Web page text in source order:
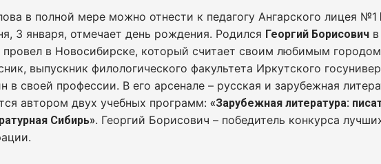
в полной мере можно отнести к педагогу Ангарского лицея №1
3 января, отмечает день рождения. Родился Георгий Борисович
провел в Новосибирске, который считает своим любимым
выпускник филологического факультета Иркутского
в своей профессии. В его арсенале – русская и зарубежная
автором двух учебных программ:«Зарубежная литература:
Сибирь». Георгий Борисович – победитель конкурса